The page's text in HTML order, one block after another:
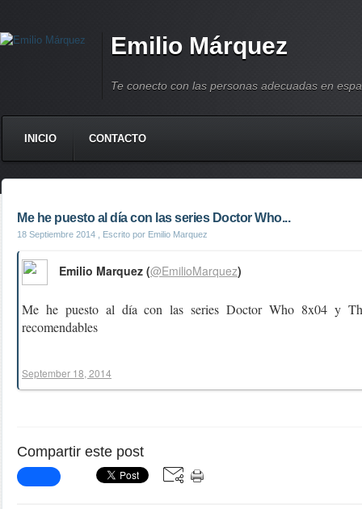
Emilio Márquez
Te conecto con las personas adecuadas en
INICIO CONTACTO
Me he puesto al día con las series Doctor Who...
18 Septiembre 2014 , Escrito por Emilio Marquez
Me he puesto al día con las series Doctor Who 8x04 y
recomendables
Emilio Marquez (@EmilioMarquez)
September 18, 2014
Compartir este post